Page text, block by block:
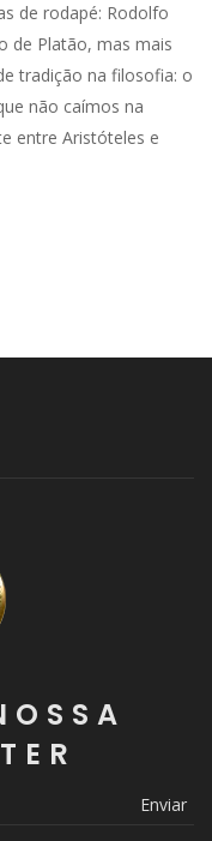
de rodapé: Rodolfo
de Platão, mas mais
tradição na filosofia: o
não caímos na
entre Aristóteles e
Enviar